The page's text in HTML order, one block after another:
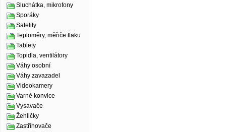
Sluchátka, mikrofony
Sporáky
Satelity
Teploměry, měřiče tlaku
Tablety
Topidla, ventilátory
Váhy osobní
Váhy zavazadel
Videokamery
Varné konvice
Vysavače
Žehličky
Zastřihovače